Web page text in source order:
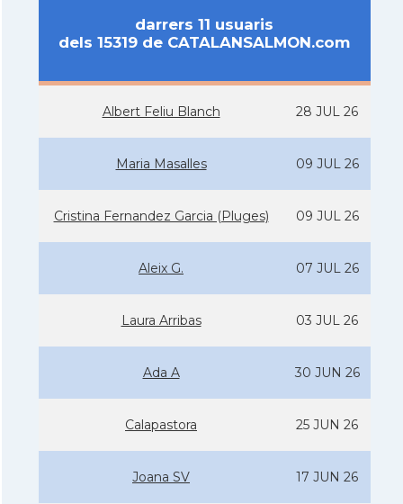
darrers 11 usuaris
dels 15319 de CATALANSALMON.com
Albert Feliu Blanch 28 JUL 26
Maria Masalles 09 JUL 26
Cristina Fernandez Garcia (Pluges) 09 JUL 26
Aleix G. 07 JUL 26
Laura Arribas 03 JUL 26
Ada A 30 JUN 26
Calapastora 25 JUN 26
Joana SV 17 JUN 26